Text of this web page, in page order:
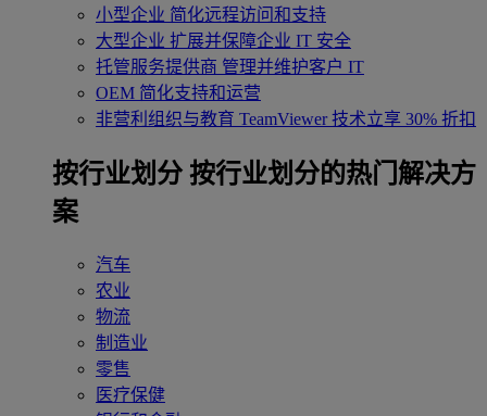
小型企业 简化远程访问和支持
大型企业 扩展并保障企业 IT 安全
托管服务提供商 管理并维护客户 IT
OEM 简化支持和运营
非营利组织与教育 TeamViewer 技术立享 30% 折扣
‌按行业划分 按行业划分的热门解决方
案
汽车
农业
物流
制造业
零售
医疗保健